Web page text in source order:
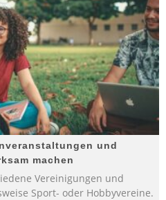
und
machen
Vereinigungen und
Sport- oder Hobbyvereine.